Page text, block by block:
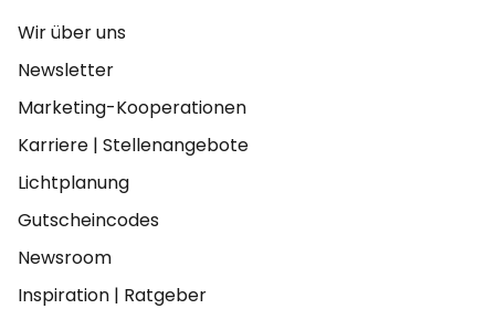
Wir über uns
Newsletter
Marketing-Kooperationen
Karriere | Stellenangebote
Lichtplanung
Gutscheincodes
Newsroom
Inspiration | Ratgeber